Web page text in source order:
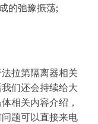
的弛豫振荡;
拉第隔离器相关
们还会持续给大
相关内容介绍，
题可以直接来电